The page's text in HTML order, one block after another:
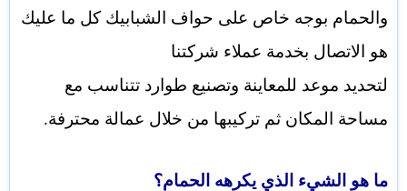
والحمام بوجه خاص على حواف الشبابيك كل ما عليك
هو الاتصال بخدمة عملاء شركتنا
لتحديد موعد للمعاينة وتصنيع طوارد تتناسب مع
مساحة المكان ثم تركيبها من خلال عمالة محترفة.
ما هو الشيء الذي يكرهه الحمام؟